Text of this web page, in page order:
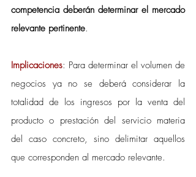
competencia deberán determinar el mercado
relevante pertinente.
Implicaciones: Para determinar el volumen de
negocios ya no se deberá considerar la
totalidad de los ingresos por la venta del
producto o prestación del servicio materia
del caso concreto, sino delimitar aquellos
que corresponden al mercado relevante.